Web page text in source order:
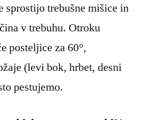
sprostijo trebušne mišice in
v trebuhu. Otroku
posteljice za 60°,
(levi bok, hrbet, desni
pestujemo.